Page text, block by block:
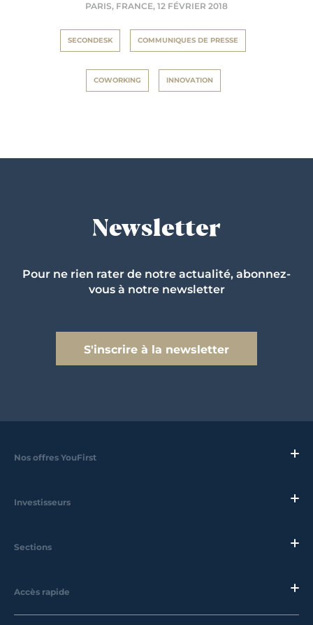
PARIS, FRANCE, 12 FÉVRIER 2018
SECONDESK COMMUNIQUES DE PRESSE
COWORKING INNOVATION
Newsletter
Pour ne rien rater de notre actualité, abonnez-
vous à notre newsletter
S'inscrire à la newsletter
Nos offres YouFirst
Investisseurs
Sections
Accès rapide